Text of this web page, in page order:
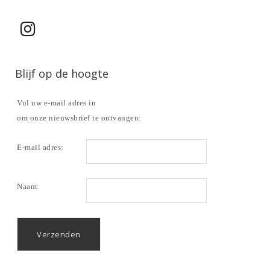
Blijf op de hoogte
Vul uw e-mail adres in
om onze nieuwsbrief te ontvangen:
E-mail adres:
Naam: